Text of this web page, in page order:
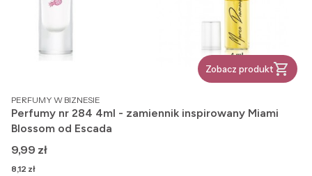
Zobacz produkt
PRODUCENT
PERFUMY W BIZNESIE
Perfumy nr 284 4ml - zamiennik inspirowany Miami
Blossom od Escada
Cena
9,99 zł
Cena
8,12 zł